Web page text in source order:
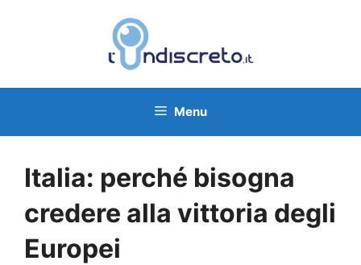
Menu
Italia: perché bisogna
credere alla vittoria degli
Europei